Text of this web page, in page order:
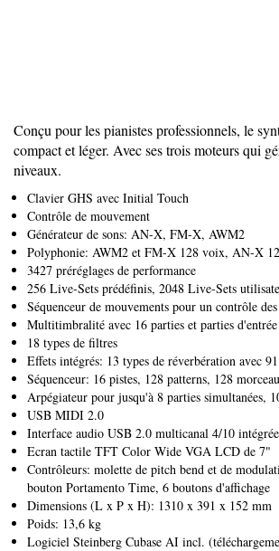
Conçu pour les pianistes professionnels, le
compact et léger. Avec ses trois moteurs qui
niveaux.
Clavier GHS avec Initial Touch
Contrôle de mouvement
Générateur de sons: AN-X, FM-X, AWM2
Polyphonie: AWM2 et FM-X 128 voix, AN-X
3427 préréglages de performance
256 Live-Sets prédéfinis, 2048 Live-Sets
Séquenceur de mouvements pour un contrôle
Multitimbralité avec 16 parties et parties
18 types de filtres
Effets intégrés: 13 types de réverbération avec
Séquenceur: 16 pistes, 128 patterns, 128
Arpégiateur pour jusqu'à 8 parties simultanées,
USB MIDI 2.0
Interface audio USB 2.0 multicanal 4/10
Ecran tactile TFT Color Wide VGA LCD de 7"
Contrôleurs: molette de pitch bend et de
bouton Portamento Time, 6 boutons d'affichage
Dimensions (L x P x H): 1310 x 391 x 152 mm
Poids: 13,6 kg
Logiciel Steinberg Cubase AI incl.